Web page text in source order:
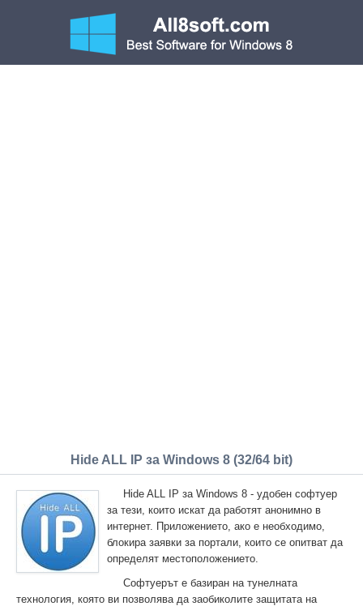
Hide ALL IP за Windows 8 (32/64 bit)
Hide ALL IP за Windows 8 - удобен софтуер
за тези, които искат да работят анонимно в
интернет. Приложението, ако е необходимо,
блокира заявки за портали, които се опитват да
определят местоположението.
Софтуерът е базиран на тунелната
технология, която ви позволява да заобиколите защитата на